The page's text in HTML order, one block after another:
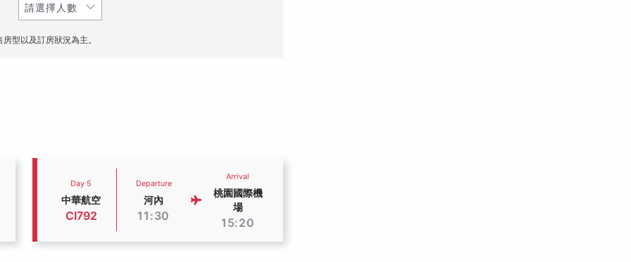
型以及訂房狀況為主。
Day 5
中華航空
CI792
Departure
河內
11:30
Arrival
桃園國際機
場
15:20